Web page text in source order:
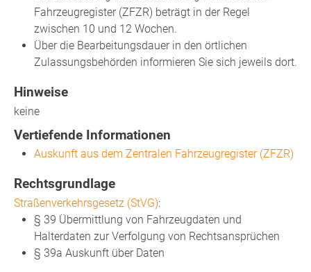
Fahrzeugregister (ZFZR) beträgt in der Regel
zwischen 10 und 12 Wochen.
Über die Bearbeitungsdauer in den örtlichen
Zulassungsbehörden informieren Sie sich jeweils dort.
Hinweise
keine
Vertiefende Informationen
Auskunft aus dem Zentralen Fahrzeugregister (ZFZR)
Rechtsgrundlage
Straßenverkehrsgesetz (StVG):
§ 39 Übermittlung von Fahrzeugdaten und
Halterdaten zur Verfolgung von Rechtsansprüchen
§ 39a Auskunft über Daten